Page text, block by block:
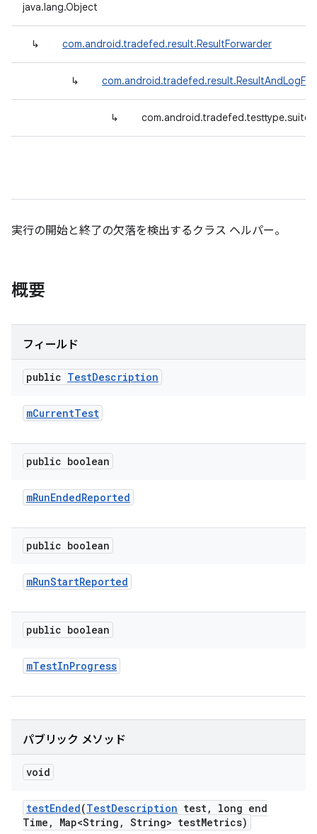
java.lang.Object
↳ com.android.tradefed.result.ResultForwarder
↳
↳
実行の開始と終了の欠落を検出するクラス ヘルパー。
概要
フィールド
public TestDescription
mCurrentTest
public boolean
mRunEndedReported
public boolean
mRunStartReported
public boolean
mTestInProgress
パブリック メソッド
void
testEnded(TestDescription test,
long end
Time , Map<String , String> testMetrics)